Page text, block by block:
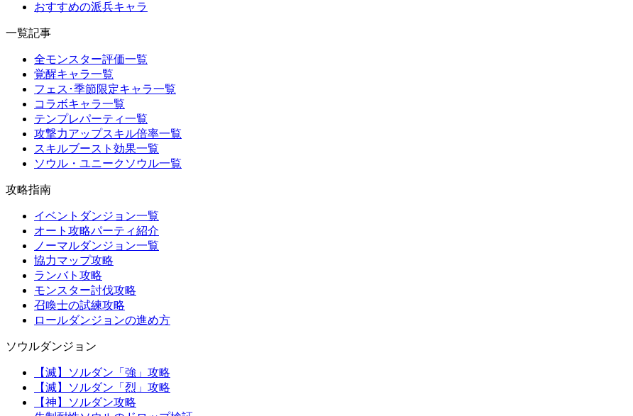
おすすめの派兵キャラ
一覧記事
全モンスター評価一覧
覚醒キャラ一覧
フェス･季節限定キャラ一覧
コラボキャラ一覧
テンプレパーティ一覧
攻撃力アップスキル倍率一覧
スキルブースト効果一覧
ソウル・ユニークソウル一覧
攻略指南
イベントダンジョン一覧
オート攻略パーティ紹介
ノーマルダンジョン一覧
協力マップ攻略
ランバト攻略
モンスター討伐攻略
召喚士の試練攻略
ロールダンジョンの進め方
ソウルダンジョン
【滅】ソルダン「強」攻略
【滅】ソルダン「烈」攻略
【神】ソルダン攻略